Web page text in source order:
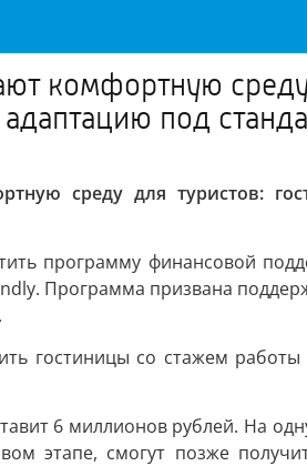
комфортную
под
среду для туристов:
программу финансовой
Программа призвана
гостиницы со стажем
6 миллионов рублей. На
этапе, смогут позже